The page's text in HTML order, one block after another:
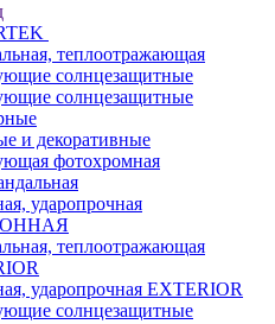
теплоотражающая
солнцезащитные
солнцезащитные
и декоративные
фотохромная
ударопрочная
теплоотражающая
ударопрочная EXTERIOR
солнцезащитные